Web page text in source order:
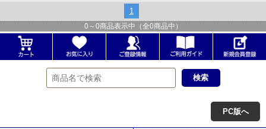
1
0 ～ 0商品表示中（全0商品中）
PC版へ